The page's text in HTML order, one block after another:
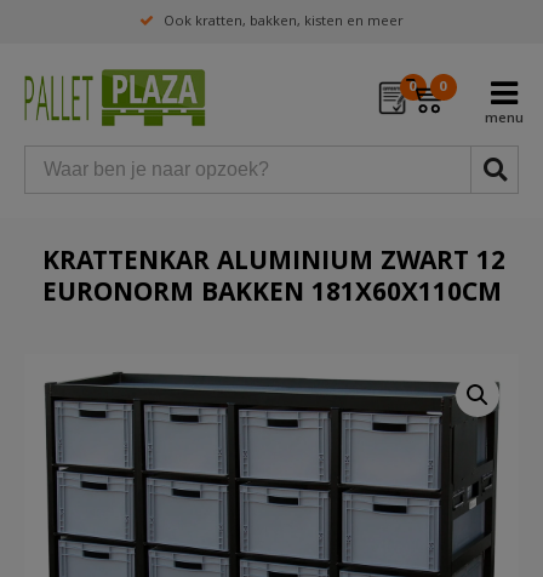
Ook kratten, bakken, kisten en meer
0 0
KRATTENKAR ALUMINIUM ZWART 12
EURONORM BAKKEN 181X60X110CM